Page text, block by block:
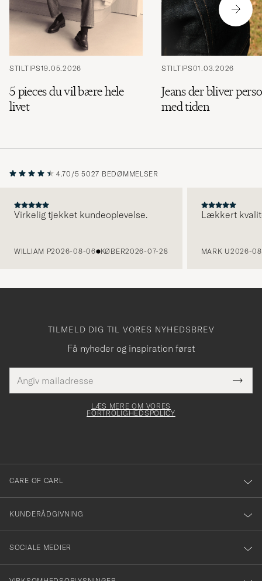
STILTIPS19.05.2026
5 pieces du vil bære hele
livet
STILTIPS01.03.2026
Jeans der bliver
med tiden
4.70/5 5027 BEDØMMELSER
Virkelig tjekket kundeoplevelse.
WILLIAM P2026-08-06 KØBER2026-07-28
Lækkert
MARK U2026-
TILMELD DIG TIL VORES NYHEDSBREV
Få nyheder og inspiration først
mailadresse
skal
Tack
för
dig
till
vårt
nyhetsbrev!
LÆS MERE OM VORES
FORTROLIGHEDSPOLICY
CARE OF CARL
KUNDERÅDGIVNING
SOCIALE MEDIER